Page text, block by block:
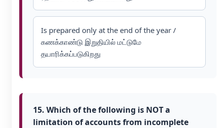
Is prepared only at the end of the year /
கணக்காண்டு இறுதியில் மட்டுமே
தயாரிக்கப்படுகிறது
15. Which of the following is NOT a
limitation of accounts from incomplete